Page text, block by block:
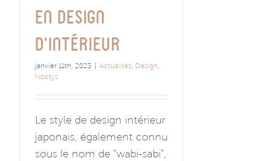
en design
d’intérieur
janvier 11th, 2023 Actualités, Design,
Noctys
Le style de design intérieur
japonais, également connu
sous le nom de "wabi-sabi",